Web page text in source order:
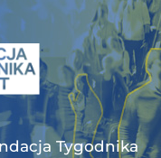
Tygodnika